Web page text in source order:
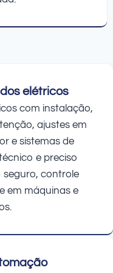
elétricos
com instalação,
ajustes em
e sistemas de
e preciso
controle
em máquinas e